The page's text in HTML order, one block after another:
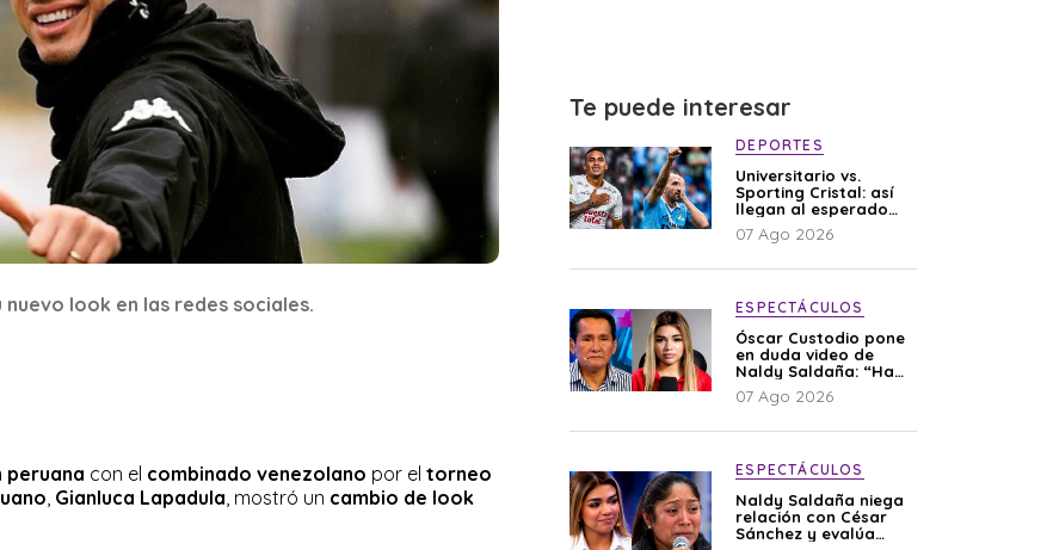
look en las redes sociales.
peruana con el combinado venezolano por el torneo
Gianluca Lapadula , mostró un cambio de look
Te puede interesar
DEPORTES
Universitario vs.
Sporting Cristal: así
llegan al esperado
duelo
07 Ago 2026
ESPECTÁCULOS
Óscar Custodio pone
en duda video de
Naldy Saldaña: “Hay
cosas que de repente
se han editado”
07 Ago 2026
ESPECTÁCULOS
Naldy Saldaña niega
relación con César
Sánchez y evalúa